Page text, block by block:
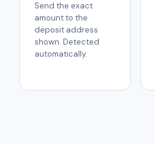
Send the exact
amount to the
deposit address
shown. Detected
automatically.